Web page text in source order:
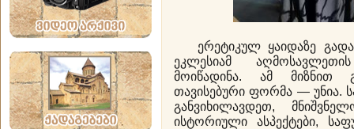
ერეტიკულ ყაიდაზე
ეკლესიამ
მოიწადინა. ამ მიზნით
თავისებური ფორმა — უნია.
განვიხილავდეთ,
ისტორიული ასპექტები,